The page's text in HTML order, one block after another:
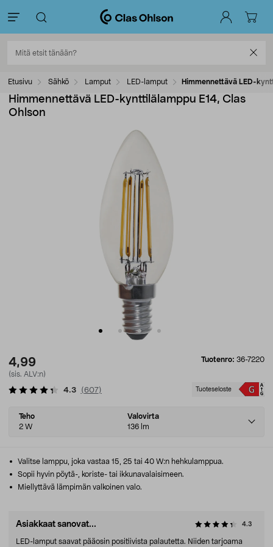
Etusivu Sähkö Lamput LED-lamput Himmennettävä LED-
Himmennettävä LED-kynttilälamppu E14, Clas
Ohlson
4,99
(sis. ALV:n)
Tuotenro: 36-7220
Tuoteseloste
4.3 (607)
Select
variant
Teho
2 W
Valovirta
136 lm
Valitse lamppu, joka vastaa 15, 25 tai 40 W:n hehkulamppua.
Sopii hyvin pöytä-, koriste- tai ikkunavalaisimeen.
Miellyttävä lämpimän valkoinen valo.
Asiakkaat sanovat... 4.3
LED-lamput saavat pääosin positiivista palautetta. Niiden tarjoama